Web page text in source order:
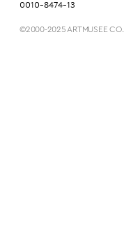
0010-8474-13
©2000-2025 ARTMUSEE